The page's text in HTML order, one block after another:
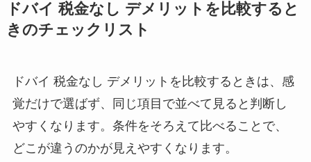
ドバイ 税金なし デメリットを比較すると
きのチェックリスト
ドバイ 税金なし デメリットを比較するときは、感
覚だけで選ばず、同じ項目で並べて見ると判断し
やすくなります。条件をそろえて比べることで、
どこが違うのかが見えやすくなります。